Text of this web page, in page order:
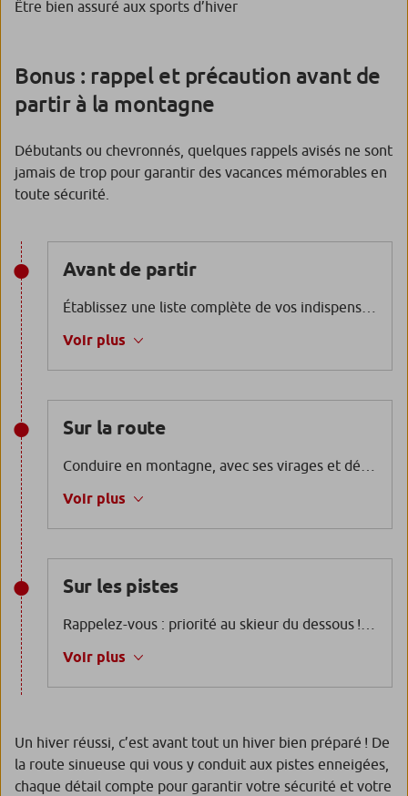
Être bien assuré aux sports d’hiver
Bonus : rappel et précaution avant de
partir à la montagne
Débutants ou chevronnés, quelques rappels avisés ne sont
jamais de trop pour garantir des vacances mémorables en
toute sécurité.
Avant de partir
Voir plus
Sur la route
Voir plus
Sur les pistes
Voir plus
Un hiver réussi, c’est avant tout un hiver bien préparé ! De
la route sinueuse qui vous y conduit aux pistes enneigées,
chaque détail compte pour garantir votre sécurité et votre